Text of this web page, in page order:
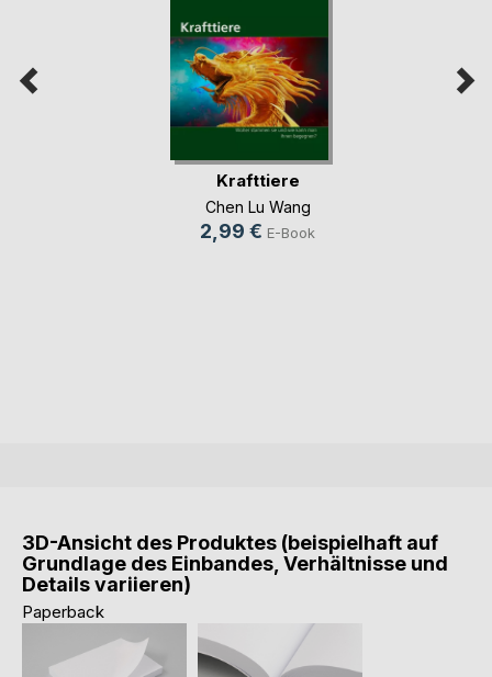
Krafttiere
Chen Lu Wang
2,99 € E-Book
3D-Ansicht des Produktes (beispielhaft auf
Grundlage des Einbandes, Verhältnisse und
Details variieren)
Paperback